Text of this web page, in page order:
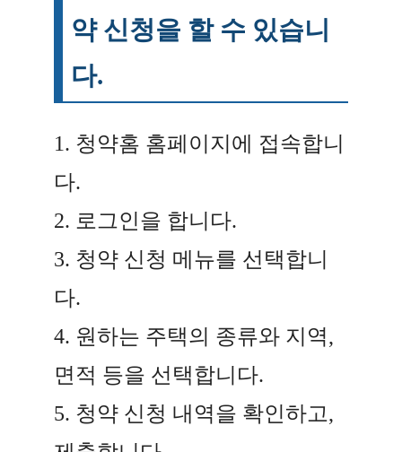
약 신청을 할 수 있습니
다.
1. 청약홈 홈페이지에 접속합니
다.
2. 로그인을 합니다.
3. 청약 신청 메뉴를 선택합니
다.
4. 원하는 주택의 종류와 지역,
면적 등을 선택합니다.
5. 청약 신청 내역을 확인하고,